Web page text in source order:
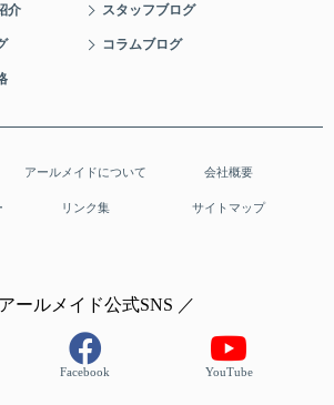
介 スタッフブログ
コラムブログ
アールメイドについて 会社概要
リンク集 サイトマップ
ールメイド公式SNS ／
Facebook YouTube